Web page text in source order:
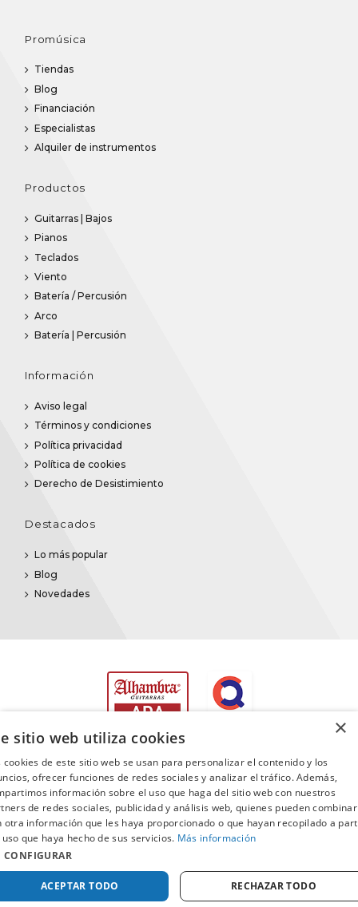
Promúsica
Tiendas
Blog
Financiación
Especialistas
Alquiler de instrumentos
Productos
Guitarras | Bajos
Pianos
Teclados
Viento
Batería / Percusión
Arco
Batería | Percusión
Información
Aviso legal
Términos y condiciones
Política privacidad
Política de cookies
Derecho de Desistimiento
Destacados
Lo más popular
Blog
Novedades
©2025 Promusica· Todos los derechos reservados
×
sitio web utiliza cookies
cookies de este sitio web se usan para personalizar el contenido y los
ofrecer funciones de redes sociales y analizar el tráfico. Además,
información sobre el uso que haga del sitio web con nuestros
de redes sociales, publicidad y análisis web, quienes pueden
otra información que les haya proporcionado o que hayan recopilado a
que haya hecho de sus servicios. Más información
CONFIGURAR
ACEPTAR TODO RECHAZAR TODO